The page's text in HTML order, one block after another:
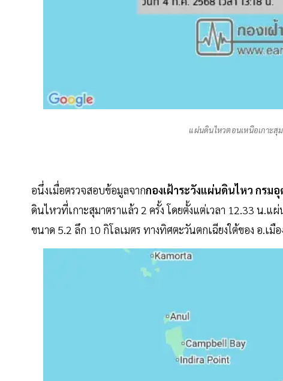
แผ่นดินไหวตอนเหนือเกาะสุ
อนึ่งเมื่อตรวจสอบข้อมูลจากกองเฝ้าระวังแผ่นดินไหว กรม
ดินไหวที่เกาะสุมาตราแล้ว 2 ครั้ง โดยตั้งแต่เวลา 12.33 น.
ขนาด 5.2 ลึก 10 กิโลเมตร ทางทิศตะวันตกเฉียงใต้ของ อ.เมื